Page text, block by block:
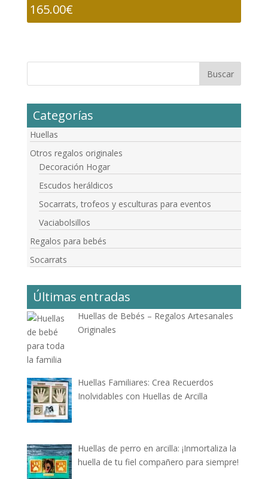
165.00€
Categorías
Huellas
Otros regalos originales
Decoración Hogar
Escudos heráldicos
Socarrats, trofeos y esculturas para eventos
Vaciabolsillos
Regalos para bebés
Socarrats
Últimas entradas
Huellas de Bebés – Regalos Artesanales
Originales
Huellas Familiares: Crea Recuerdos
Inolvidables con Huellas de Arcilla
Huellas de perro en arcilla: ¡Inmortaliza la
huella de tu fiel compañero para siempre!